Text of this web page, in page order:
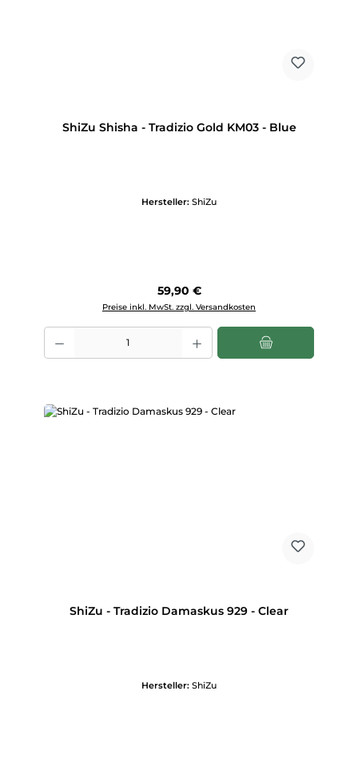
ShiZu Shisha - Tradizio Gold KM03 - Blue
Hersteller: ShiZu
Regulärer Preis:
59,90 €
Preise inkl. MwSt. zzgl. Versandkosten
Produkt Anzahl: Gib den gewünschten Wert ein oder benutze die
ShiZu - Tradizio Damaskus 929 - Clear
Hersteller: ShiZu